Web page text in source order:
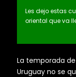
Les dejo estas
oriental que va
La temporada
Uruguay no se